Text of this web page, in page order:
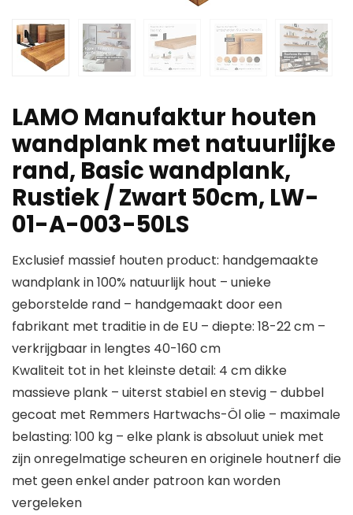
LAMO Manufaktur houten
wandplank met natuurlijke
rand, Basic wandplank,
Rustiek / Zwart 50cm, LW-
01-A-003-50LS
Exclusief massief houten product: handgemaakte
wandplank in 100% natuurlijk hout – unieke
geborstelde rand – handgemaakt door een
fabrikant met traditie in de EU – diepte: 18-22 cm –
verkrijgbaar in lengtes 40-160 cm
Kwaliteit tot in het kleinste detail: 4 cm dikke
massieve plank – uiterst stabiel en stevig – dubbel
gecoat met Remmers Hartwachs-Öl olie – maximale
belasting: 100 kg – elke plank is absoluut uniek met
zijn onregelmatige scheuren en originele houtnerf die
met geen enkel ander patroon kan worden
vergeleken